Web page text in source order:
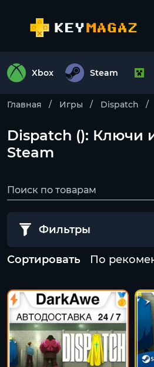
Xbox Steam
Главная Игры Dispatch
Dispatch (): Ключи
Steam
Фильтры
Сортировать По